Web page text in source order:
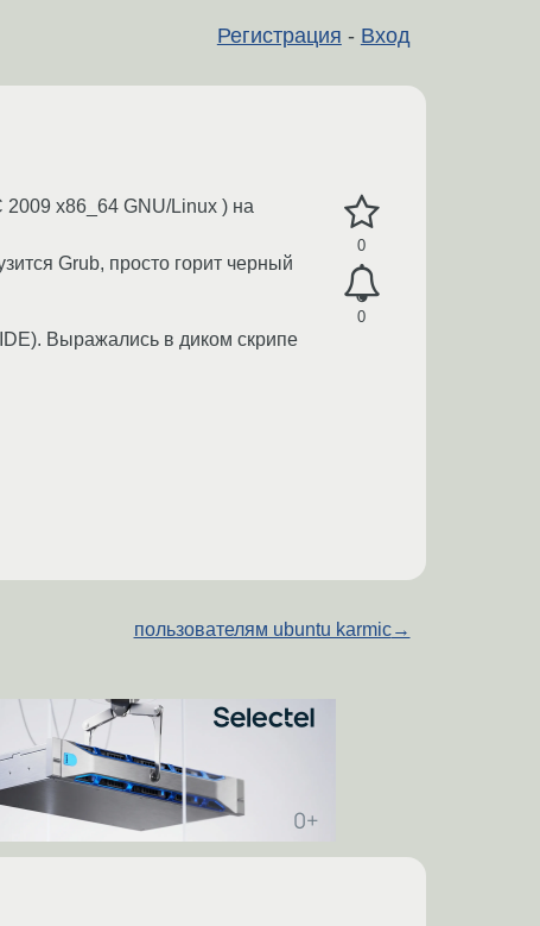
Регистрация - Вход
0
0
x86_64 GNU/Linux ) на
Grub, просто горит черный
Выражались в диком скрипе
пользователям ubuntu karmic→